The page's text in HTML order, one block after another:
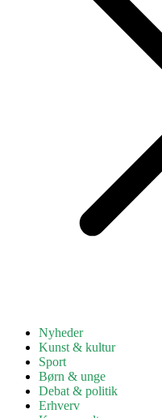
Nyheder
Kunst & kultur
Sport
Børn & unge
Debat & politik
Erhverv